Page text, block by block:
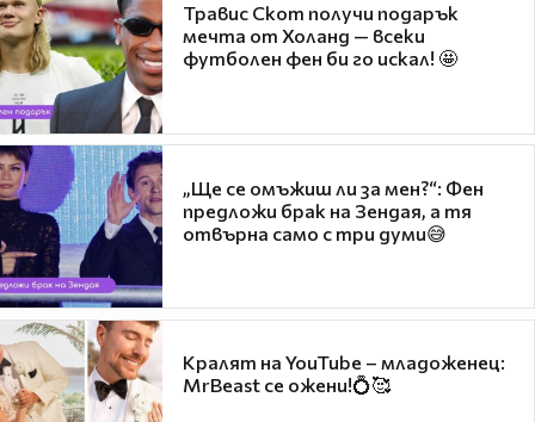
Травис Скот получи подарък
мечта от Холанд — всеки
футболен фен би го искал! 🤩
„Ще се омъжиш ли за мен?“: Фен
предложи брак на Зендая, а тя
отвърна само с три думи😅
Кралят на YouTube – младоженец:
MrBeast се ожени!💍🥰